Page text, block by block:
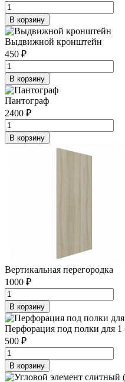
В корзину
Выдвижной кронштейн
450 ₽
В корзину
Пантограф
2400 ₽
В корзину
Вертикальная перегородка
1000 ₽
В корзину
Перфорация под полки для 1
500 ₽
В корзину